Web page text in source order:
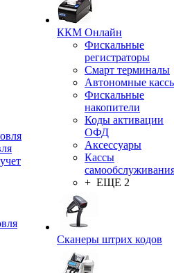
ККМ Онлайн
Фискальные
регистраторы
Смарт терминалы
Автономные
Фискальные
накопители
Коды активации
ОФД
Аксессуары
Кассы
+ ЕЩЕ 2
Сканеры штрих кодов